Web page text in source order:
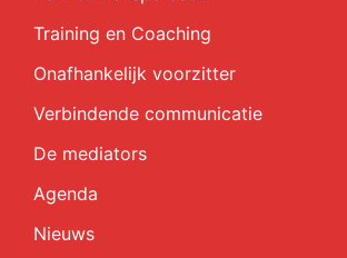
Training en Coaching
Onafhankelijk voorzitter
Verbindende communicatie
De mediators
Agenda
Nieuws